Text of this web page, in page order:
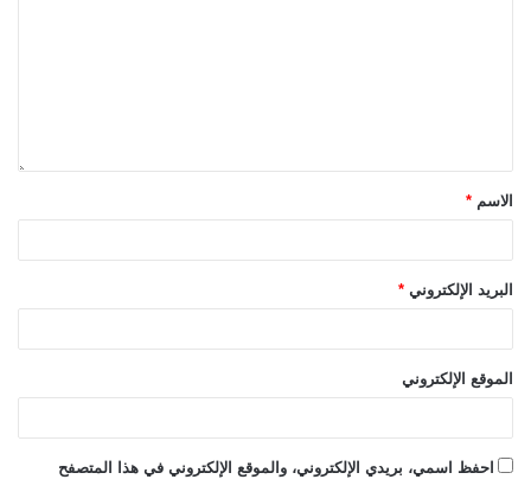
الاسم *
البريد الإلكتروني *
الموقع الإلكتروني
احفظ اسمي، بريدي الإلكتروني، والموقع الإلكتروني في هذا المتصفح